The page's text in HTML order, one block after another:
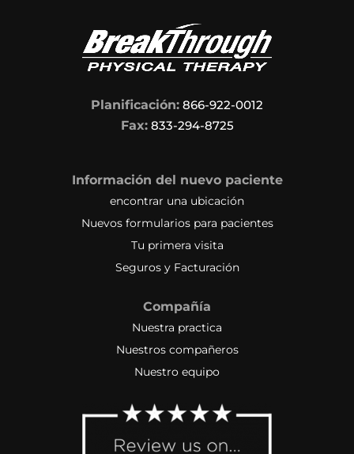
Planificación: 866-922-0012
Fax:833-294-8725
Información del nuevo paciente
encontrar una ubicación
Nuevos formularios para pacientes
Tu primera visita
Seguros y Facturación
Compañía
Nuestra practica
Nuestros compañeros
Nuestro equipo